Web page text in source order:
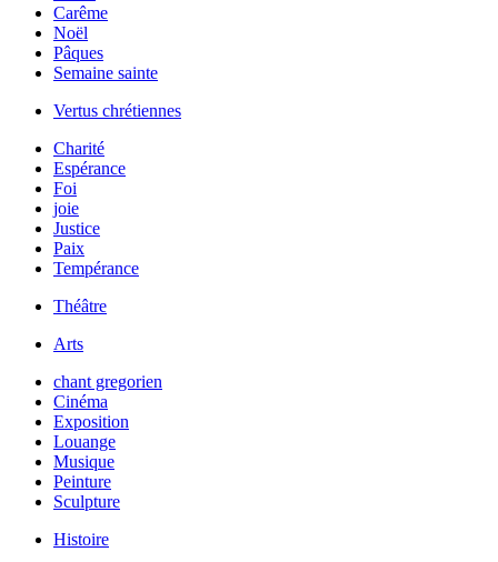
Carême
Noël
Pâques
Semaine sainte
Vertus chrétiennes
Charité
Espérance
Foi
joie
Justice
Paix
Tempérance
Théâtre
Arts
chant gregorien
Cinéma
Exposition
Louange
Musique
Peinture
Sculpture
Histoire